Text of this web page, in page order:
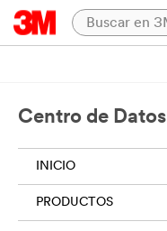
Centro de Datos
INICIO
PRODUCTOS